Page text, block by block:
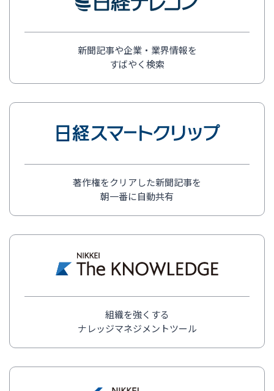
新聞記事や企業・業界情報を
すばやく検索
著作権をクリアした新聞記事を
朝一番に自動共有
組織を強くする
ナレッジマネジメントツール